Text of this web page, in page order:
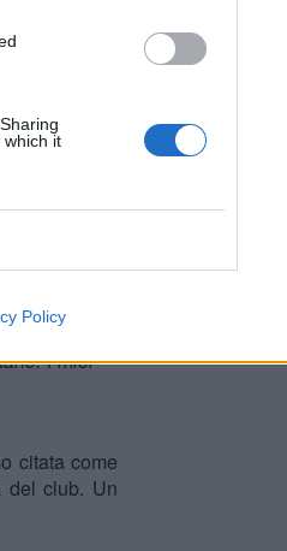
which it
Policy
insieme
sui
tecnico
I miei
citata come
del club. Un